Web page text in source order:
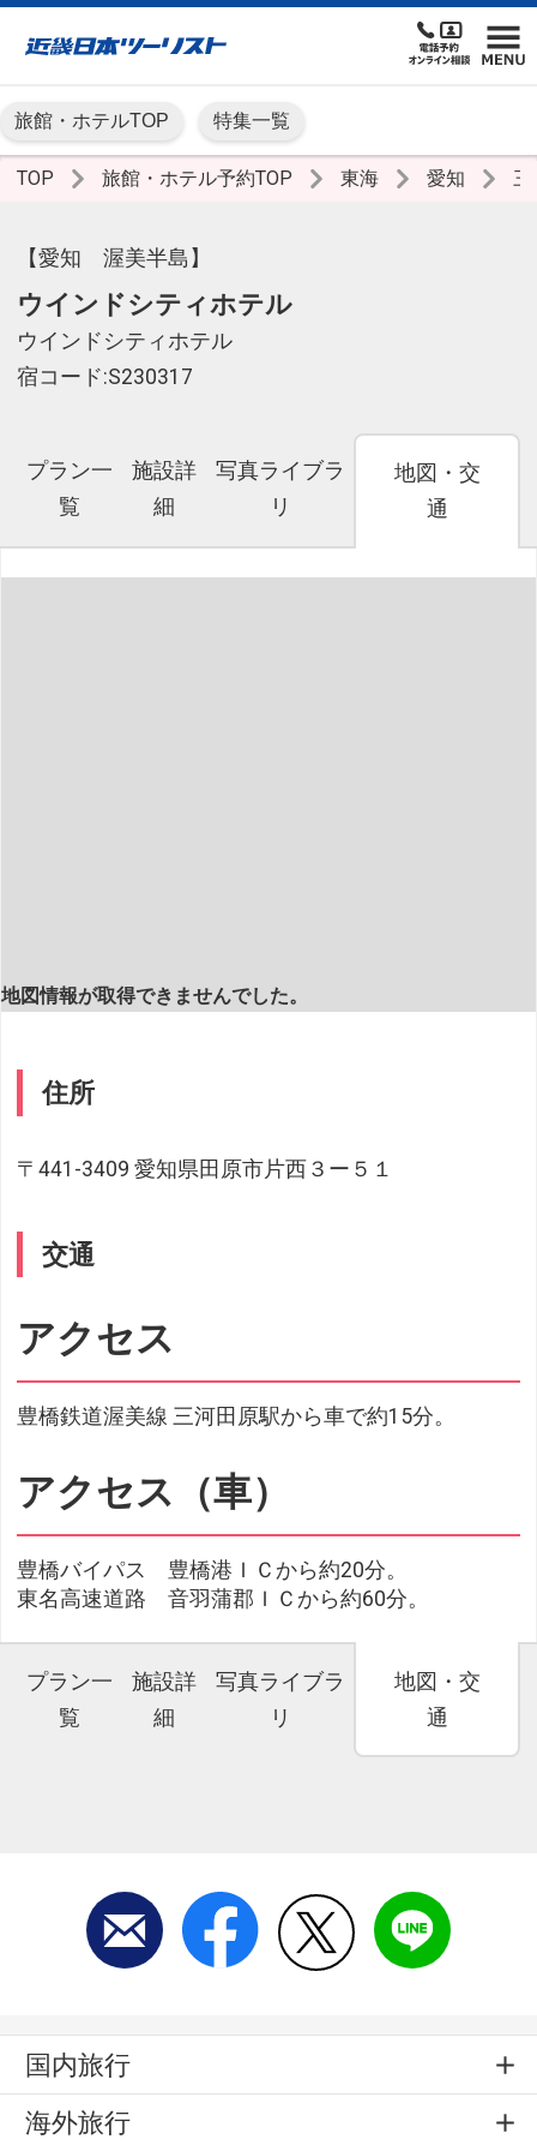
旅館・ホテルTOP 特集一覧
TOP 旅館・ホテル予約TOP 東海 愛知 三
【愛知 渥美半島】
ウインドシティホテル
ウインドシティホテル
宿コード:S230317
プラン一
覧
施設詳
細
写真ライブラ
リ
地図・交
通
地図情報が取得できませんでした。
住所
〒441-3409 愛知県田原市片西３ー５１
交通
アクセス
豊橋鉄道渥美線 三河田原駅から車で約15分。
アクセス（車）
豊橋バイパス 豊橋港ＩＣから約20分。
東名高速道路 音羽蒲郡ＩＣから約60分。
プラン一
覧
施設詳
細
写真ライブラ
リ
地図・交
通
国内旅行
海外旅行